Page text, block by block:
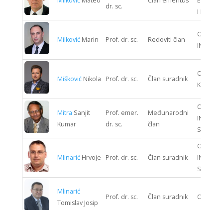
dr. sc.
I
Milković Marin Prof. dr. sc. Redoviti član
ODJEL
Mišković Nikola Prof. dr. sc. Član suradnik
ODJEL
Mitra Sanjit
Kumar
Prof. emer.
dr. sc.
Međunarodni
član
ODJEL
Mlinarić Hrvoje Prof. dr. sc. Član suradnik
ODJEL
Mlinarić
Tomislav Josip
Prof. dr. sc. Član suradnik ODJEL